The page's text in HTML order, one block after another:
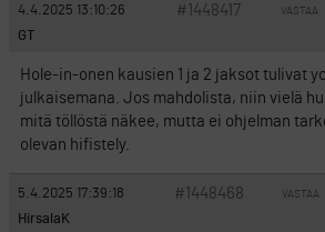
4.4.2025 13:10:26 #1448417 VASTAA
GT
Hole-in-onen kausien 1 ja 2 jaksot tulivat
julkaisemana. Jos mahdolista, niin vielä
mitä töllöstä näkee, mutta ei ohjelman
olevan hifistely.
5.4.2025 17:39:18 #1448468 VASTAA
HirsalaK